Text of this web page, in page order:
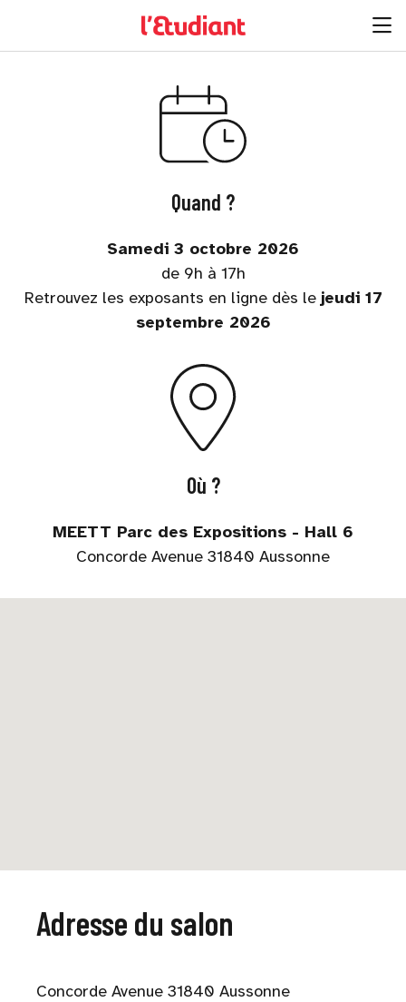
Quand ?
Samedi 3 octobre 2026
de 9h à 17h
Retrouvez les exposants en ligne dès le jeudi 17
septembre 2026
Où ?
MEETT Parc des Expositions - Hall 6
Concorde Avenue 31840 Aussonne
Adresse du salon
Concorde Avenue 31840 Aussonne